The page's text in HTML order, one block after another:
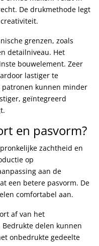
De drukmethode legt
grenzen, zoals
detailniveau. Het
bouwelement. Zeer
lastiger te
patronen kunnen minder
geïntegreerd
en pasvorm?
zachtheid en
op
aan de
een betere pasvorm. De
comfortabel aan.
af van het
delen kunnen
onbedrukte gedeelte